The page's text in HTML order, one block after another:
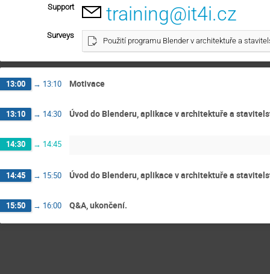
Support training@it4i.cz
Surveys
Použití programu Blender v architektuře a
13:00 → 13:10 Motivace
13:10 → 14:30 Úvod do Blenderu, aplikace v architektuře a
14:30 → 14:45
14:45 → 15:50 Úvod do Blenderu, aplikace v architektuře a
15:50 → 16:00 Q&A, ukončení.